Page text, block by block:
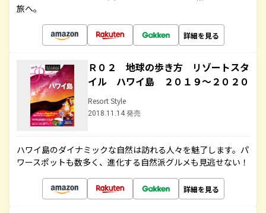
旅へ。
詳細を見る
Ｒ０２ 地球の歩き方 リゾートスタ
イル ハワイ島 ２０１９～２０２０
Resort Style
2018.11.14 発売
ハワイ島のダイナミックな自然は訪れる人々を魅了します。パ
ワースポットも数多く、進化する自然派グルメも見逃せない！
詳細を見る